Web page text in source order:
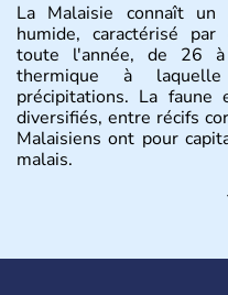
La Malaisie connaît un
humide, caractérisé
toute l'année, de 26 à
thermique à
précipitations. La
diversifiés, entre récifs
Malaisiens ont pour
malais.
Histoire et
des pays les plus